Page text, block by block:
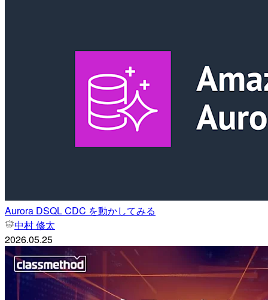
Aurora DSQL CDC を動かしてみる
中村 修太
2026.05.25